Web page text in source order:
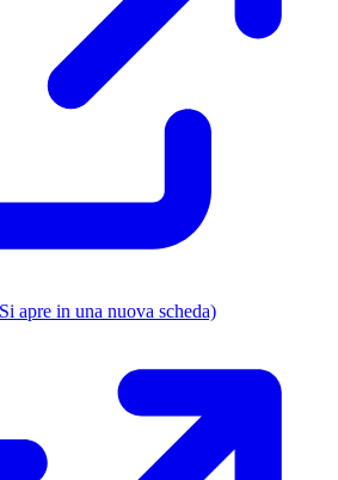
apre in una nuova scheda)